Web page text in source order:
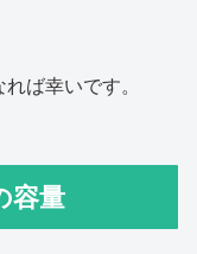
ば幸いです。
容量